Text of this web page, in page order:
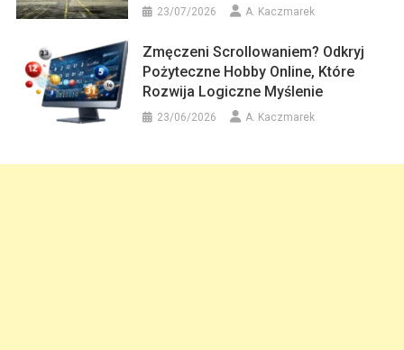
23/07/2026 A. Kaczmarek
Zmęczeni Scrollowaniem? Odkryj
Pożyteczne Hobby Online, Które
Rozwija Logiczne Myślenie
23/06/2026 A. Kaczmarek